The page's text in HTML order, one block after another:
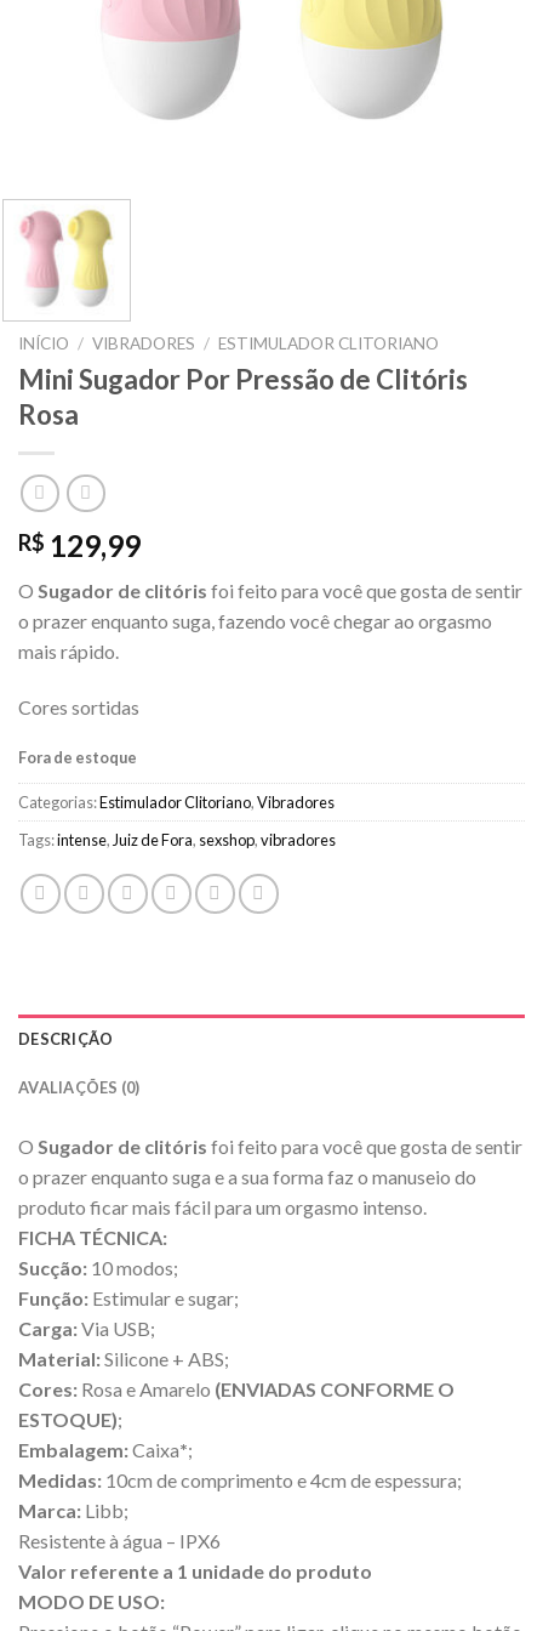
INÍCIO / VIBRADORES / ESTIMULADOR CLITORIANO
Mini Sugador Por Pressão de Clitóris
Rosa
R$ 129,99
O Sugador de clitóris foi feito para você que gosta de sentir
o prazer enquanto suga, fazendo você chegar ao orgasmo
mais rápido.
Cores sortidas
Fora de estoque
Categorias:Estimulador Clitoriano,Vibradores
Tags:intense, Juiz de Fora, sexshop,vibradores
DESCRIÇÃO
AVALIAÇÕES (0)
O Sugador de clitóris foi feito para você que gosta de sentir
o prazer enquanto suga e a sua forma faz o manuseio do
produto ficar mais fácil para um orgasmo intenso.
FICHA TÉCNICA:
Sucção: 10 modos;
Função: Estimular e sugar;
Carga:Via USB;
Material:Silicone + ABS;
Cores: Rosa e Amarelo (ENVIADAS CONFORME O
ESTOQUE);
Embalagem:Caixa*;
Medidas: 10cm de comprimento e 4cm de espessura;
Marca: Libb;
Resistente à água – IPX6
Valor referente a 1 unidade do produto
MODO DE USO: